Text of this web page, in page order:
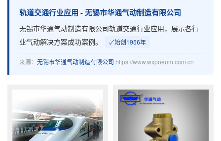
轨道交通行业应用 - 无锡市华通气动制造有限公司
无锡市华通气动制造有限公司轨道交通行业应用，展示各行
业气动解决方案成功案例。
✓始创1956年
来源： 无锡市华通气动制造有限公司 https://www.wxpneum.com.cn